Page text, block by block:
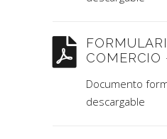
COMERCIO
Documento
descargable